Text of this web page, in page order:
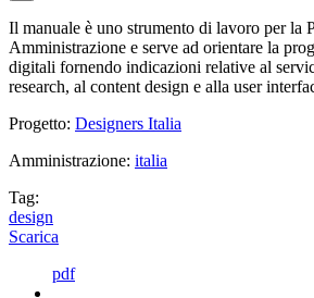
Il manuale è uno strumento di lavoro per la
Amministrazione e serve ad orientare la
digitali fornendo indicazioni relative al
research, al content design e alla user
Progetto: Designers Italia
Amministrazione: italia
Tag:
design
Scarica
pdf